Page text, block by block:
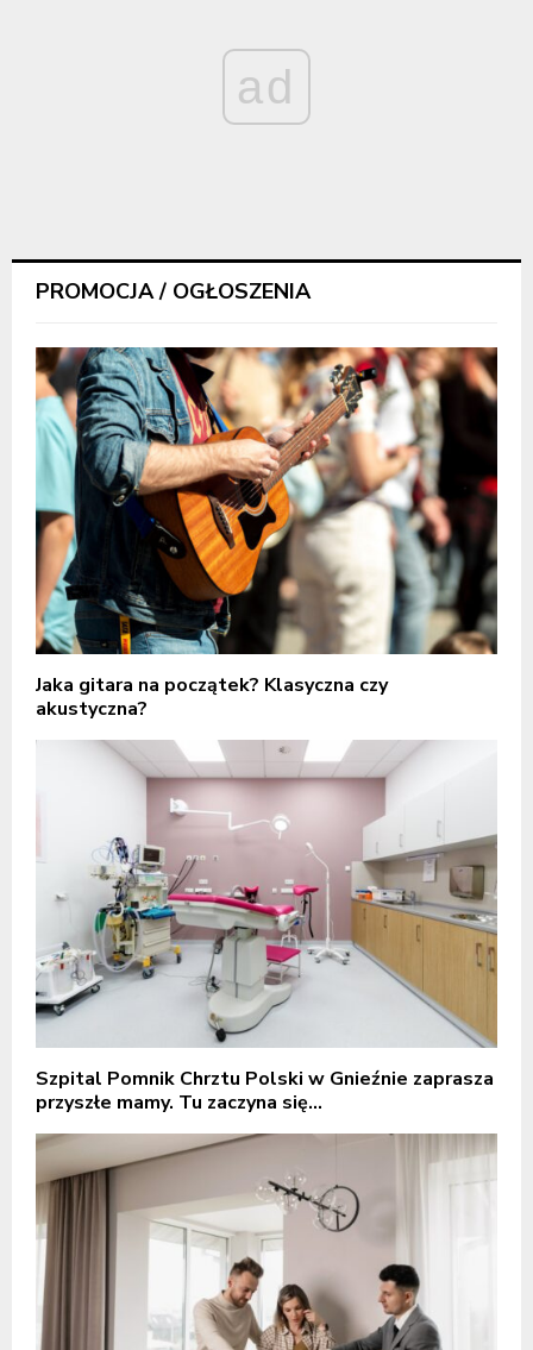
ad
PROMOCJA / OGŁOSZENIA
Jaka gitara na początek? Klasyczna czy
akustyczna?
Szpital Pomnik Chrztu Polski w Gnieźnie zaprasza
przyszłe mamy. Tu zaczyna się...